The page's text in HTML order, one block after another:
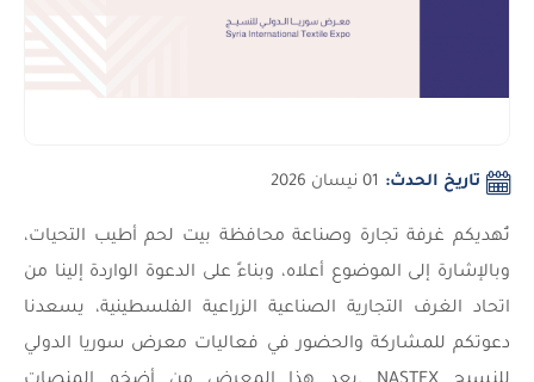
تاريخ الحدث: 01 نيسان 2026
تُهديكم غرفة تجارة وصناعة محافظة بيت لحم أطيب التحيات،
وبالإشارة إلى الموضوع أعلاه، وبناءً على الدعوة الواردة إلينا من
اتحاد الغرف التجارية الصناعية الزراعية الفلسطينية، يسعدنا
دعوتكم للمشاركة والحضور في فعاليات معرض سوريا الدولي